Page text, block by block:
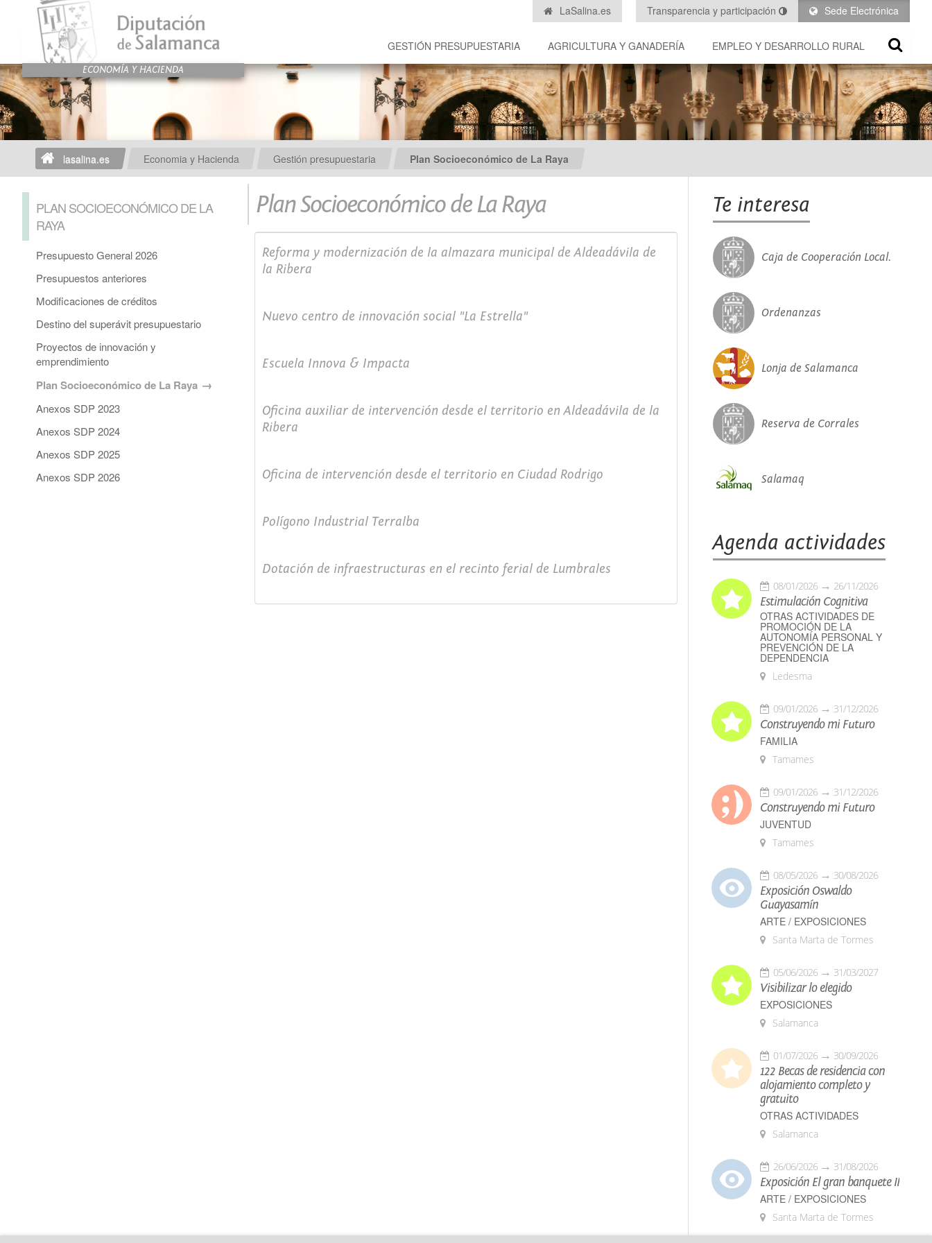
Sede Electrónica
Transparencia y participación
LaSalina.es
GESTIÓN PRESUPUESTARIA AGRICULTURA Y GANADERÍA EMPLEO Y DESARROLLO RURAL
lasalina.es Economia y Hacienda Gestión presupuestaria Plan Socioeconómico de La Raya
PLAN SOCIOECONÓMICO DE LA
RAYA
Presupuesto General 2026
Presupuestos anteriores
Modificaciones de créditos
Destino del superávit presupuestario
Proyectos de innovación y
emprendimiento
Plan Socioeconómico de La Raya
Anexos SDP 2023
Anexos SDP 2024
Anexos SDP 2025
Anexos SDP 2026
Plan Socioeconómico de La Raya
Reforma y modernización de la almazara municipal de Aldeadávila de
la Ribera
Nuevo centro de innovación social "La Estrella"
Escuela Innova & Impacta
Oficina auxiliar de intervención desde el territorio en Aldeadávila de la
Ribera
Oficina de intervención desde el territorio en Ciudad Rodrigo
Polígono Industrial Terralba
Dotación de infraestructuras en el recinto ferial de Lumbrales
Te interesa
Caja de Cooperación Local.
Ordenanzas
Lonja de Salamanca
Reserva de Corrales
Salamaq
Agenda actividades
08/01/2026 26/11/2026
Estimulación Cognitiva
OTRAS ACTIVIDADES DE
PROMOCIÓN DE LA
AUTONOMÍA PERSONAL Y
PREVENCIÓN DE LA
DEPENDENCIA
Ledesma
09/01/2026 31/12/2026
Construyendo mi Futuro
FAMILIA
Tamames
09/01/2026 31/12/2026
Construyendo mi Futuro
JUVENTUD
Tamames
08/05/2026 30/08/2026
Exposición Oswaldo
Guayasamín
ARTE / EXPOSICIONES
Santa Marta de Tormes
05/06/2026 31/03/2027
Visibilizar lo elegido
EXPOSICIONES
Salamanca
01/07/2026 30/09/2026
122 Becas de residencia con
alojamiento completo y
gratuito
OTRAS ACTIVIDADES
Salamanca
26/06/2026 31/08/2026
Exposición El gran banquete II
ARTE / EXPOSICIONES
Santa Marta de Tormes